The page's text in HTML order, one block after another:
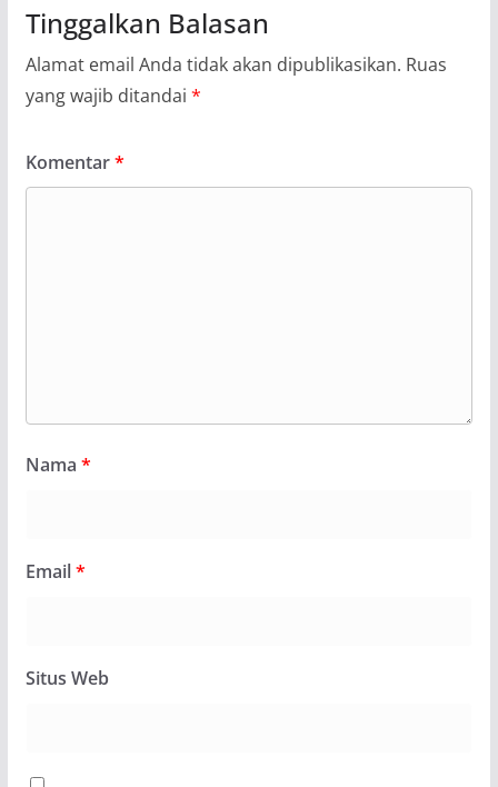
Tinggalkan Balasan
Alamat email Anda tidak akan dipublikasikan. Ruas
yang wajib ditandai *
Komentar*
Nama *
Email*
Situs Web